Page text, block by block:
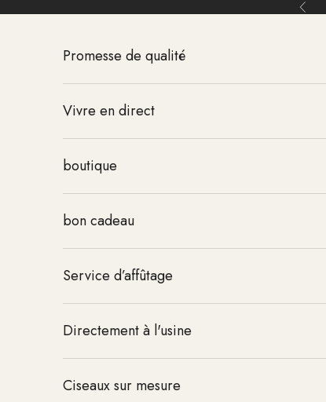
Aller au contenu Retour
Promesse de qualité
Vivre en direct
boutique
bon cadeau
Service d’affûtage
Directement à l'usine
Ciseaux sur mesure